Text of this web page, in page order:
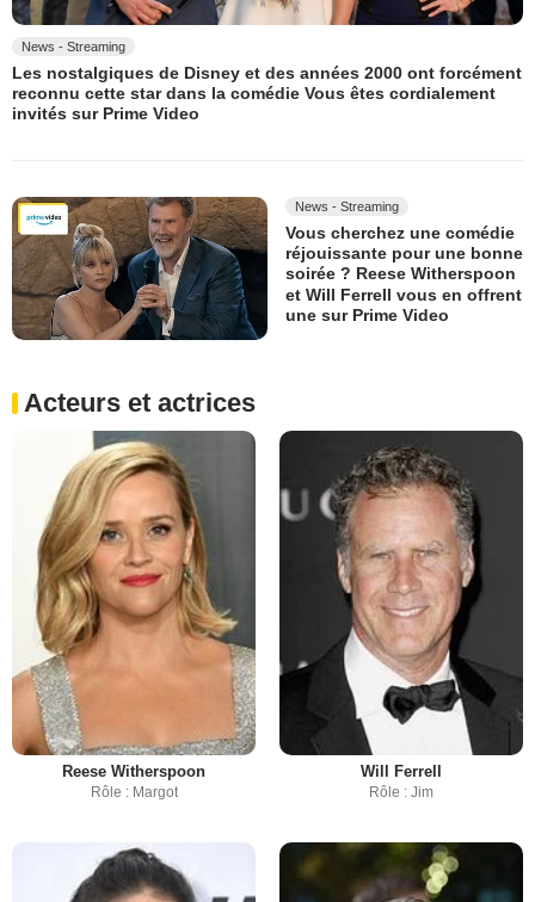
News - Streaming
Les nostalgiques de Disney et des années 2000 ont forcément
reconnu cette star dans la comédie Vous êtes cordialement
invités sur Prime Video
News - Streaming
Vous cherchez une comédie
réjouissante pour une bonne
soirée ? Reese Witherspoon
et Will Ferrell vous en offrent
une sur Prime Video
Acteurs et actrices
Reese Witherspoon
Rôle : Margot
Will Ferrell
Rôle : Jim